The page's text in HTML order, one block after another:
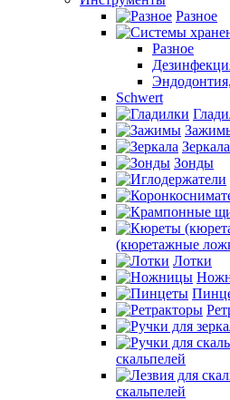
Разное
Разное
Schwert
Зеркала
Зонды
(кюретажные
Лотки
скальпелей
скальпелей